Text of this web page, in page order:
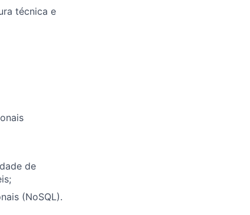
técnica e
de
(NoSQL).